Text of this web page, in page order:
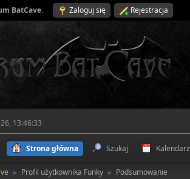
BatCave. Zaloguj się Rejestracja
13:46:33
Strona główna Szukaj Kalendarz
► Profil użytkownika Funky ► Podsumowanie